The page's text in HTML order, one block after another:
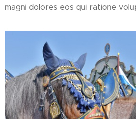
magni dolores eos qui ratione